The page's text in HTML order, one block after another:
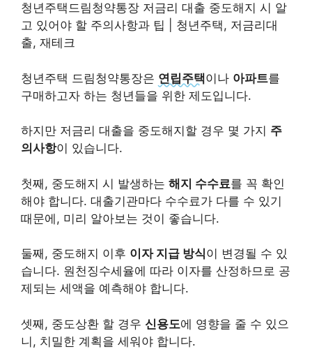
청년주택드림청약통장 저금리 대출 중도해지 시 알
고 있어야 할 주의사항과 팁 | 청년주택, 저금리대
출, 재테크
청년주택 드림청약통장은 연립주택이나 아파트를
구매하고자 하는 청년들을 위한 제도입니다.
하지만 저금리 대출을 중도해지할 경우 몇 가지 주
의사항이 있습니다.
첫째, 중도해지 시 발생하는 해지 수수료를 꼭 확인
해야 합니다. 대출기관마다 수수료가 다를 수 있기
때문에, 미리 알아보는 것이 좋습니다.
둘째, 중도해지 이후 이자 지급 방식이 변경될 수 있
습니다. 원천징수세율에 따라 이자를 산정하므로 공
제되는 세액을 예측해야 합니다.
셋째, 중도상환 할 경우 신용도에 영향을 줄 수 있으
니, 치밀한 계획을 세워야 합니다.